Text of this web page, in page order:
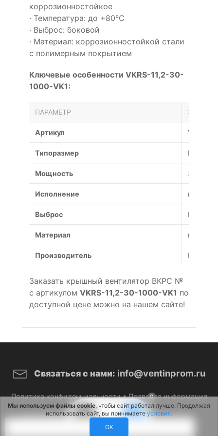
0
коррозионностойкое
· Температура: до +80°С
· Выброс: боковой
· Материал: коррозионностойкой стали
с полимерным покрытием
Ключевые особенности VKRS-11,2-30-
1000-VK1:
ПАРАМЕТР
Артикул VKRS-
Типоразмер №
Мощность 30 кВт
Исполнение
Выброс Боковой
Материал
Производитель Россия
Заказать крышный вентилятор ВКРС №
с артикулом VKRS-11,2-30-1000-VK1 по
доступной цене можно на нашем сайте!
Связаться с нами: info@ventinprom.ru
Политика конфиденциальности•Правовая информация
© 2026 ВентИнПром. Все права защищены.
Мы используем файлы cookie, чтобы сайт работал лучше. Продолжая
использовать сайт, вы принимаете условия.
OK